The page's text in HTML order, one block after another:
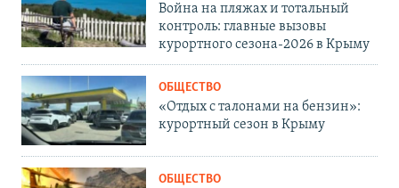
Война на пляжах и тотальный
контроль: главные вызовы
курортного сезона-2026 в Крыму
ОБЩЕСТВО
«Отдых с талонами на бензин»:
курортный сезон в Крыму
ОБЩЕСТВО